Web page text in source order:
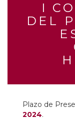
I
DEL
Plazo de
2024.